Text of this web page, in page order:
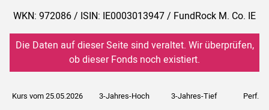
WKN: 972086 / ISIN: IE0003013947 / FundRock M. Co. IE
Die Daten auf dieser Seite sind veraltet. Wir überprüfen,
ob dieser Fonds noch existiert.
Kurs vom 25.05.2026 3-Jahres-Hoch 3-Jahres-Tief Perf. 5J